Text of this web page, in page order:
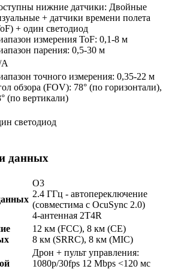
нижние датчики: Двойные
+ датчики времени полета
+ один светодиод
измерения ToF: 0,1-8 м
парения: 0,5-30 м
A
точного измерения: 0,35-22 м
обзора (FOV): 78° (по горизонтали),
(по вертикали)
светодиод
данных
O3
2.4 ГГц - автопереключение
(совместима с OcuSync 2.0)
4-антенная 2T4R
12 км (FCC), 8 км (CE)
8 км (SRRC), 8 км (MIC)
Дрон + пульт управления:
1080p/30fps 12 Mbps <120 мс